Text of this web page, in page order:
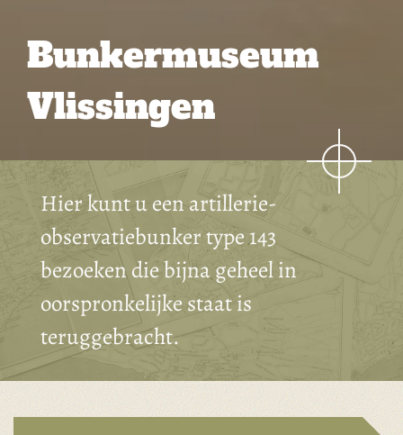
Bunkermuseum
Vlissingen
Hier kunt u een artillerie-
observatiebunker type 143
bezoeken die bijna geheel in
oorspronkelijke staat is
teruggebracht.